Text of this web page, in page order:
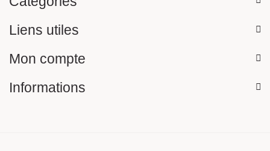
Liens utiles
Mon compte
Informations